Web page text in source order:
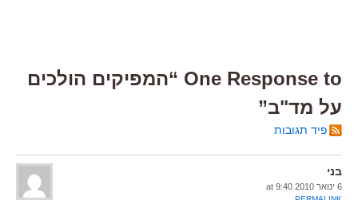
One Response to “המפיקים הולכים
על מד"ב”
פיד תגובות
בני
6 ינואר 2010 at 9:40